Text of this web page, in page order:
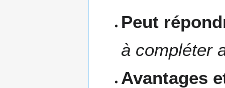
Peut
à compléter
Avantages